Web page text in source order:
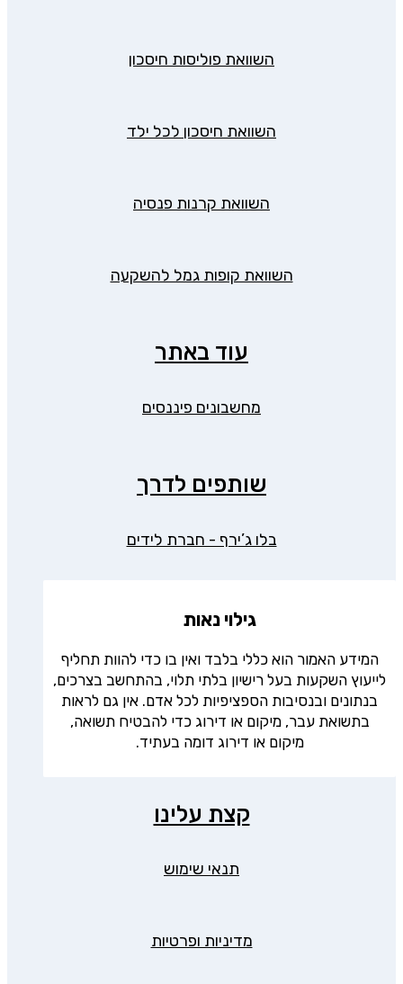
השוואת פוליסות חיסכון
השוואת חיסכון לכל ילד
השוואת קרנות פנסיה
השוואת קופות גמל להשקעה
עוד באתר
מחשבונים פיננסים
שותפים לדרך
בלו ג’ירף - חברת לידים
גילוי נאות
המידע האמור הוא כללי בלבד ואין בו כדי להוות תחליף
לייעוץ השקעות בעל רישיון בלתי תלוי, בהתחשב בצרכים,
בנתונים ובנסיבות הספציפיות לכל אדם. אין גם לראות
בתשואת עבר, מיקום או דירוג כדי להבטיח תשואה,
מיקום או דירוג דומה בעתיד.
קצת עלינו
תנאי שימוש
מדיניות ופרטיות